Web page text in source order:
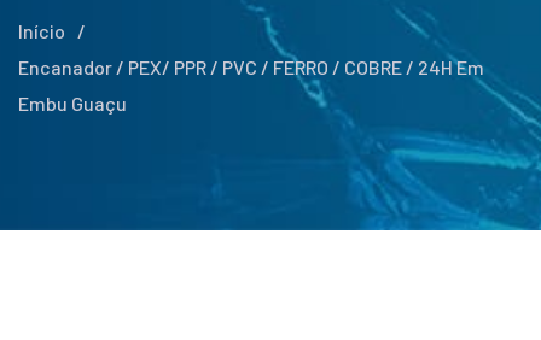
Início
/
Encanador / PEX/ PPR / PVC / FERRO / COBRE / 24H Em
Embu Guaçu